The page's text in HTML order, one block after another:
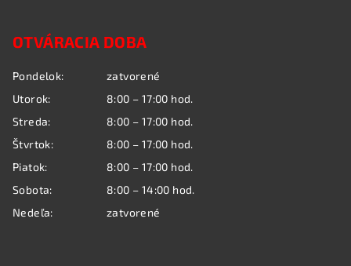
OTVÁRACIA DOBA
Pondelok:
zatvorené
Utorok:
8:00 – 17:00 hod.
Streda:
8:00 – 17:00 hod.
Štvrtok:
8:00 – 17:00 hod.
Piatok:
8:00 – 17:00 hod.
Sobota:
8:00 – 14:00 hod.
Nedeľa:
zatvorené